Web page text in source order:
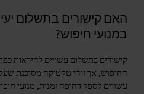
האם קישורים בתשלום
במנועי חיפוש?
קישורים בתשלום עשויים להיראות
החיפוש, אך זוהי טקטיקה מסוכנת
עשויים לספק דחיפה זמנית, מנועי